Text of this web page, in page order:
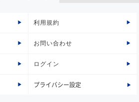
利用規約
お問い合わせ
ログイン
プライバシー設定